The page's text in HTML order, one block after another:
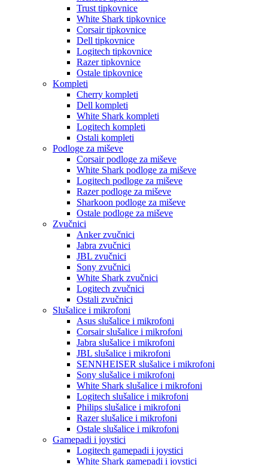
Trust tipkovnice
White Shark tipkovnice
Corsair tipkovnice
Dell tipkovnice
Logitech tipkovnice
Razer tipkovnice
Ostale tipkovnice
Kompleti
Cherry kompleti
Dell kompleti
White Shark kompleti
Logitech kompleti
Ostali kompleti
Podloge za miševe
Corsair podloge za miševe
White Shark podloge za miševe
Logitech podloge za miševe
Razer podloge za miševe
Sharkoon podloge za miševe
Ostale podloge za miševe
Zvučnici
Anker zvučnici
Jabra zvučnici
JBL zvučnici
Sony zvučnici
White Shark zvučnici
Logitech zvučnici
Ostali zvučnici
Slušalice i mikrofoni
Asus slušalice i mikrofoni
Corsair slušalice i mikrofoni
Jabra slušalice i mikrofoni
JBL slušalice i mikrofoni
SENNHEISER slušalice i mikrofoni
Sony slušalice i mikrofoni
White Shark slušalice i mikrofoni
Logitech slušalice i mikrofoni
Philips slušalice i mikrofoni
Razer slušalice i mikrofoni
Ostale slušalice i mikrofoni
Gamepadi i joystici
Logitech gamepadi i joystici
White Shark gamepadi i joystici